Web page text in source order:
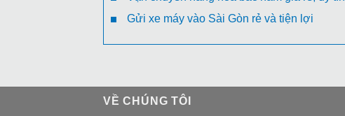
Gửi xe máy vào Sài Gòn rẻ và tiện lợi
VỀ CHÚNG TÔI